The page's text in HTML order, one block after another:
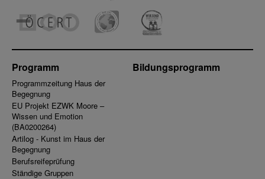
Programm
Programmzeitung Haus der
Begegnung
EU Projekt EZWK Moore –
Wissen und Emotion
(BA0200264)
Artilog - Kunst im Haus der
Begegnung
Berufsreifeprüfung
Ständige Gruppen
Bildungsprogramm